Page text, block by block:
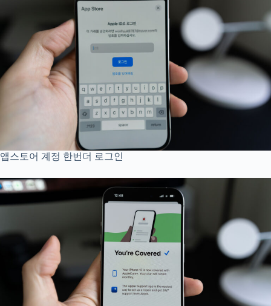
앱스토어 계정 한번더 로그인